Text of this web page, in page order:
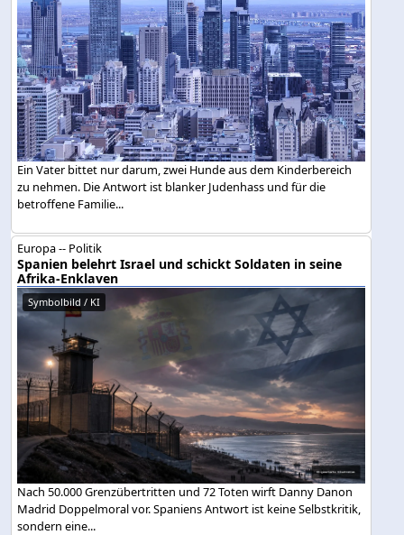
Ein Vater bittet nur darum, zwei Hunde aus dem Kinderbereich
zu nehmen. Die Antwort ist blanker Judenhass und für die
betroffene Familie...
Europa -- Politik
Spanien belehrt Israel und schickt Soldaten in seine
Afrika-Enklaven
Symbolbild / KI
Nach 50.000 Grenzübertritten und 72 Toten wirft Danny Danon
Madrid Doppelmoral vor. Spaniens Antwort ist keine Selbstkritik,
sondern eine...